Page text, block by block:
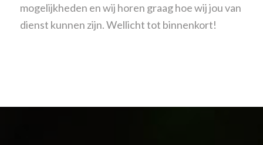
mogelijkheden en wij horen graag hoe wij jou van
dienst kunnen zijn. Wellicht tot binnenkort!